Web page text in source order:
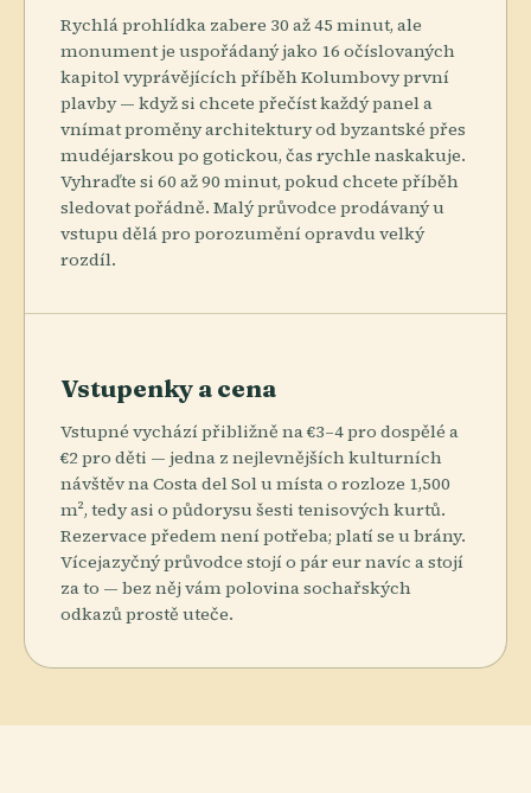
Rychlá prohlídka zabere 30 až 45 minut, ale
monument je uspořádaný jako 16 očíslovaných
kapitol vyprávějících příběh Kolumbovy první
plavby — když si chcete přečíst každý panel a
vnímat proměny architektury od byzantské přes
mudéjarskou po gotickou, čas rychle naskakuje.
Vyhraďte si 60 až 90 minut, pokud chcete příběh
sledovat pořádně. Malý průvodce prodávaný u
vstupu dělá pro porozumění opravdu velký
rozdíl.
Vstupenky a cena
Vstupné vychází přibližně na €3–4 pro dospělé a
€2 pro děti — jedna z nejlevnějších kulturních
návštěv na Costa del Sol u místa o rozloze 1,500
m², tedy asi o půdorysu šesti tenisových kurtů.
Rezervace předem není potřeba; platí se u brány.
Vícejazyčný průvodce stojí o pár eur navíc a stojí
za to — bez něj vám polovina sochařských
odkazů prostě uteče.